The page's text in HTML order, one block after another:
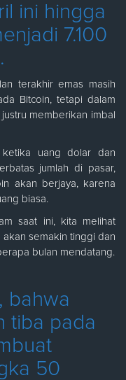
ini hingga
7.100
terakhir emas masih
Bitcoin, tetapi dalam
memberikan imbal
ketika uang dolar dan
jumlah di pasar,
akan berjaya, karena
biasa.
saat ini, kita melihat
semakin tinggi dan
bulan mendatang.
bahwa
tiba pada
50